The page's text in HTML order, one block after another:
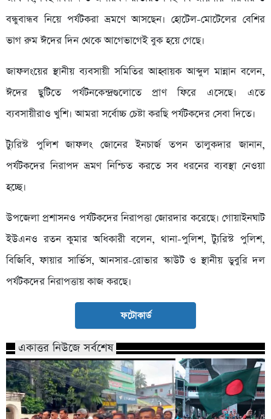
বন্ধুবান্ধব নিয়ে পর্যটকরা ভ্রমণে আসছেন। হোটেল-মোটেলের বেশির
ভাগ রুম ঈদের দিন থেকে আগেভাগেই বুক হয়ে গেছে।
জাফলংয়ের স্থানীয় ব্যবসায়ী সমিতির আহ্বায়ক আব্দুল মান্নান বলেন,
ঈদের ছুটিতে পর্যটনকেন্দ্রগুলোতে প্রাণ ফিরে এসেছে। এতে
ব্যবসায়ীরাও খুশি। আমরা সর্বোচ্চ চেষ্টা করছি পর্যটকদের সেবা দিতে।
ট্যুরিস্ট পুলিশ জাফলং জোনের ইনচার্জ তপন তালুকদার জানান,
পর্যটকদের নিরাপদ ভ্রমণ নিশ্চিত করতে সব ধরনের ব্যবস্থা নেওয়া
হচ্ছে।
উপজেলা প্রশাসনও পর্যটকদের নিরাপত্তা জোরদার করেছে। গোয়াইনঘাট
ইউএনও রতন কুমার অধিকারী বলেন, থানা-পুলিশ, ট্যুরিস্ট পুলিশ,
বিজিবি, ফায়ার সার্ভিস, আনসার-রোভার স্কাউট ও স্থানীয় ডুবুরি দল
পর্যটকদের নিরাপত্তায় কাজ করছে।
ফটোকার্ড
একাত্তর নিউজে সর্বশেষ